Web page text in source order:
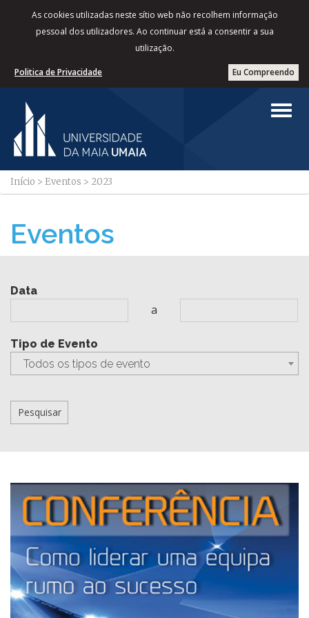
As cookies utilizadas neste sítio web não recolhem informação
pessoal dos utilizadores. Ao continuar está a consentir a sua
utilização.
Eu Compreendo
Politica de Privacidade
Início > Eventos > 2023
Eventos
Data
a
Tipo de Evento
Todos os tipos de evento